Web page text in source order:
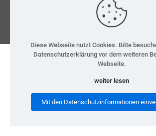
Datenschutz
Diese Webseite nutzt Cookies. Bitte
Datenschutzerklärung vor dem weiteren
Webseite.
weiter lesen
Mit den Datenschutzinformationen